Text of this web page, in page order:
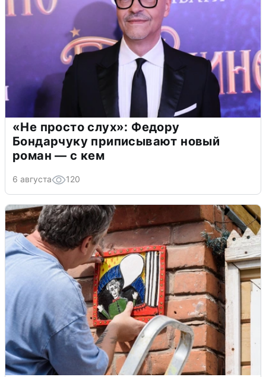
«Не просто слух»: Федору
Бондарчуку приписывают новый
роман — с кем
6 августа 120